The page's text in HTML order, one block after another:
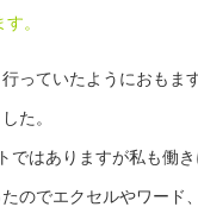
。
っていたようにおもます
た。
はありますが私も働き
のでエクセルやワード